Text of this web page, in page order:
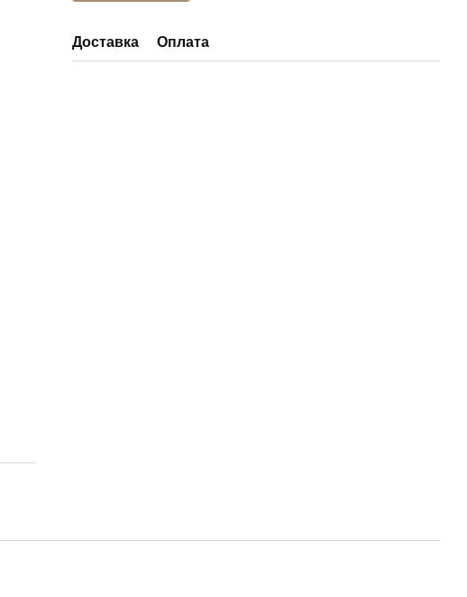
Доставка Оплата